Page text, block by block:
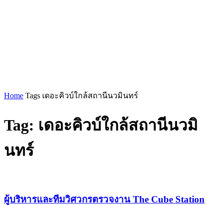
Home Tags เดอะคิวบ์ใกล้สถานีนวมินทร์
Tag: เดอะคิวบ์ใกล้สถานีนวมิ
นทร์
ผู้บริหารและทีมวิศวกรตรวจงาน The Cube Station